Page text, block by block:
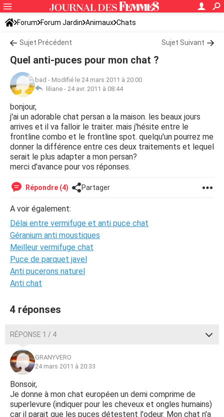
Forum Forum Jardin Animaux Chats
Sujet Précédent Sujet Suivant
Quel anti-puces pour mon chat ?
bad - Modifié le 24 mars 2011 à 20:00
liliane - 24 avr. 2011 à 08:44
bonjour,
j'ai un adorable chat persan a la maison. les beaux jours
arrives et il va falloir le traiter. mais j'hésite entre le
frontline combo et le frontline spot. quelqu'un pourrez me
donner la différence entre ces deux traitements et lequel
serait le plus adapter a mon persan?
merci d'avance pour vos réponses.
Répondre (4) Partager
A voir également:
Délai entre vermifuge et anti puce chat
Géranium anti moustiques
Meilleur vermifuge chat
Puce de parquet javel
Anti pucerons naturel
Anti chat
4 réponses
RÉPONSE 1 / 4
GRANYVERO
24 mars 2011 à 20:33
Bonsoir,
Je donne à mon chat européen un demi comprime de
superlevure (indiquer pour les cheveux et ongles humains)
car il parait que les puces détestent l'odeur. Mon chat n'a